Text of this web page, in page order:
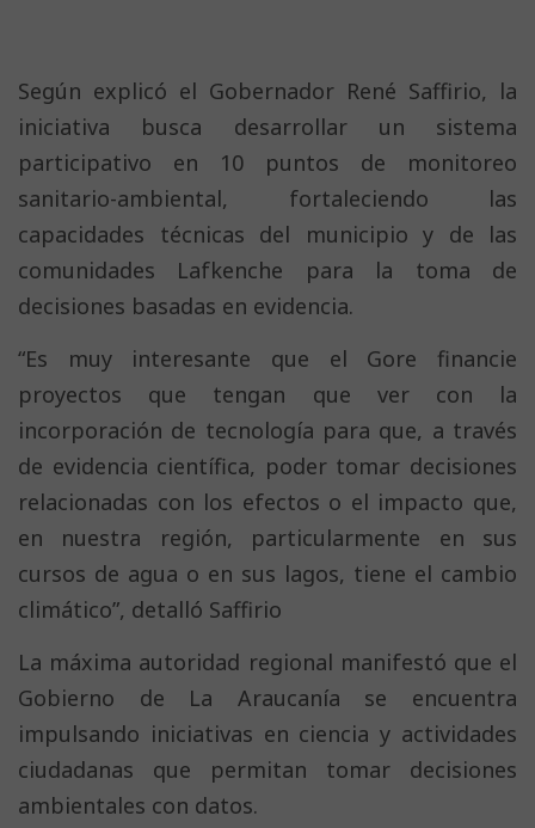
Según explicó el Gobernador René Saffirio, la
iniciativa busca desarrollar un sistema
participativo en 10 puntos de monitoreo
sanitario-ambiental, fortaleciendo las
capacidades técnicas del municipio y de las
comunidades Lafkenche para la toma de
decisiones basadas en evidencia.
“Es muy interesante que el Gore financie
proyectos que tengan que ver con la
incorporación de tecnología para que, a través
de evidencia científica, poder tomar decisiones
relacionadas con los efectos o el impacto que,
en nuestra región, particularmente en sus
cursos de agua o en sus lagos, tiene el cambio
climático”, detalló Saffirio
La máxima autoridad regional manifestó que el
Gobierno de La Araucanía se encuentra
impulsando iniciativas en ciencia y actividades
ciudadanas que permitan tomar decisiones
ambientales con datos.